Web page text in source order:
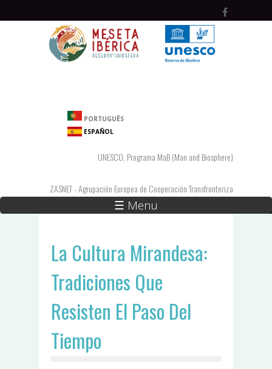
PORTUGUÊS
ESPAÑOL
UNESCO, Programa MaB (Man and Biosphere)
ZASNET - Agrupación Europea de Cooperación Transfronteriza
☰ Menu
La Cultura Mirandesa:
Tradiciones Que
Resisten El Paso Del
Tiempo